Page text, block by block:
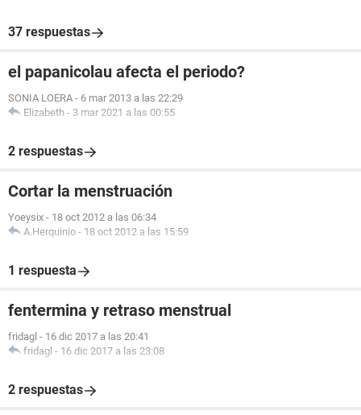
37 respuestas
el papanicolau afecta el periodo?
SONIA LOERA - 6 mar 2013 a las 22:29
Elizabeth - 3 mar 2021 a las 00:55
2 respuestas
Cortar la menstruación
Yoeysix - 18 oct 2012 a las 06:34
A.Herquinio - 18 oct 2012 a las 15:59
1 respuesta
fentermina y retraso menstrual
fridagl - 16 dic 2017 a las 20:41
fridagl - 16 dic 2017 a las 23:08
2 respuestas